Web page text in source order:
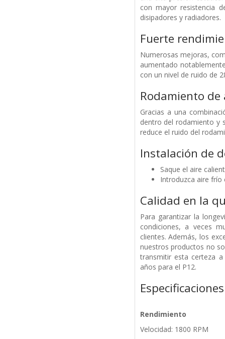
con mayor resistencia
disipadores y radiadores.
Fuerte
Numerosas mejoras,
aumentado
con un nivel de ruido de
Rodamiento
Gracias a una
dentro del rodamiento y
reduce el ruido del
Instalación de
Saque el aire
Introduzca aire frío
Calidad en la
Para garantizar la
condiciones, a veces
clientes. Además, los
nuestros productos no
transmitir esta certeza
años para el P12.
Especificaciones
Rendimiento
Velocidad: 1800 RPM